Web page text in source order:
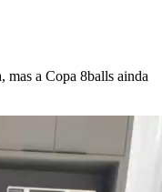
mas a Copa 8balls ainda